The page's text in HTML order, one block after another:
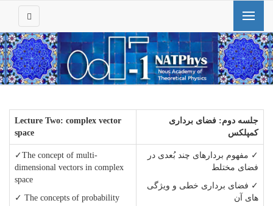
جلسه دوم: فضای برداری
کمپلکس
Lecture Two: complex vector
space
✓ مفهوم بردارهای چند بُعدی در
فضای مختلط
✓ فضای برداری خطی و ویژگی
های آن
✓The concept of multi-
dimensional vectors in complex
space
✓ The concepts of probability